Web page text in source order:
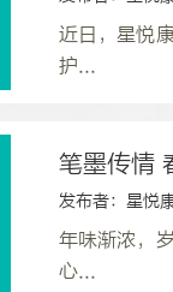
近日，星悦
护...
笔墨传情
发布者：星悦
年味渐浓，
心...